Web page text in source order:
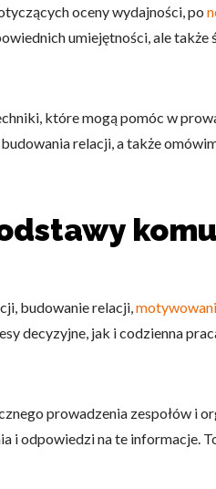
oceny wydajności, po
umiejętności, ale także
które mogą pomóc w
relacji, a także
budowanie relacji,
decyzyjne, jak i codzienna
prowadzenia zespołów i
i odpowiedzi na te informacje.